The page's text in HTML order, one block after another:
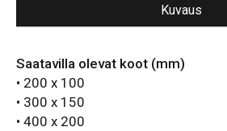
Kuvaus
Saatavilla olevat koot (mm)
• 200 x 100
• 300 x 150
• 400 x 200